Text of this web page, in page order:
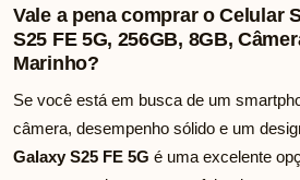
Vale a pena comprar o Celular
S25 FE 5G, 256GB, 8GB,
Marinho?
Se você está em busca de um
câmera, desempenho sólido e um
Galaxy S25 FE 5G é uma excelente